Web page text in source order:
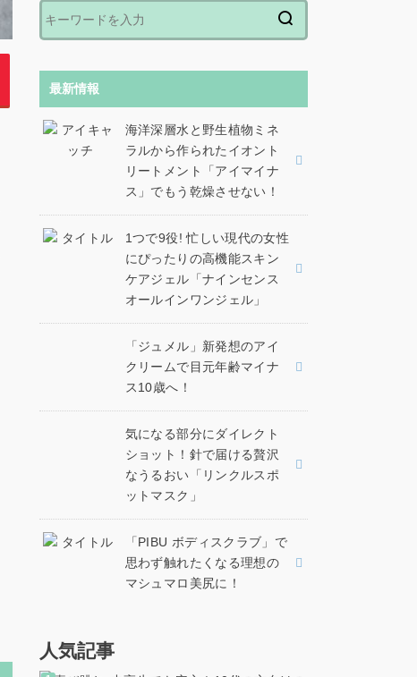
最新情報
海洋深層水と野生植物ミネ
ラルから作られたイオント
リートメント「アイマイナ
ス」でもう乾燥させない！
1つで9役! 忙しい現代の女性
にぴったりの高機能スキン
ケアジェル「ナインセンス
オールインワンジェル」
「ジュメル」新発想のアイ
クリームで目元年齢マイナ
ス10歳へ！
気になる部分にダイレクト
ショット！針で届ける贅沢
なうるおい「リンクルスポ
ットマスク」
「PIBU ボディスクラブ」で
思わず触れたくなる理想の
マシュマロ美尻に！
人気記事